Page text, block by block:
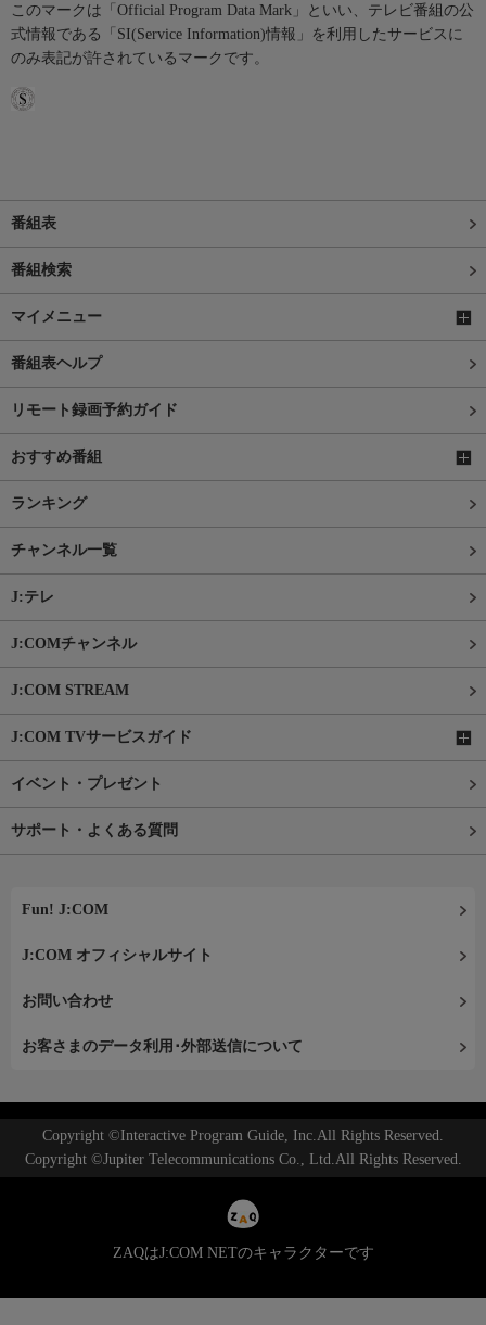
このマークは「Official Program Data Mark」といい、テレビ番組の公
式情報である「SI(Service Information)情報」を利用したサービスに
のみ表記が許されているマークです。
番組表
番組検索
マイメニュー
番組表ヘルプ
リモート録画予約ガイド
おすすめ番組
ランキング
チャンネル一覧
J:テレ
J:COMチャンネル
J:COM STREAM
J:COM TVサービスガイド
イベント・プレゼント
サポート・よくある質問
Fun! J:COM
J:COM オフィシャルサイト
お問い合わせ
お客さまのデータ利用･外部送信について
Copyright ©Interactive Program Guide, Inc.All Rights Reserved.
Copyright ©Jupiter Telecommunications Co., Ltd.All Rights Reserved.
ZAQはJ:COM NETのキャラクターです